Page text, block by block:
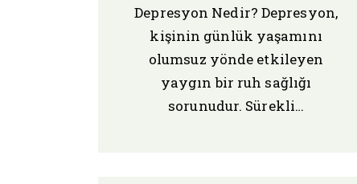
Depresyon Nedir? Depresyon,
kişinin günlük yaşamını
olumsuz yönde etkileyen
yaygın bir ruh sağlığı
sorunudur. Sürekli…